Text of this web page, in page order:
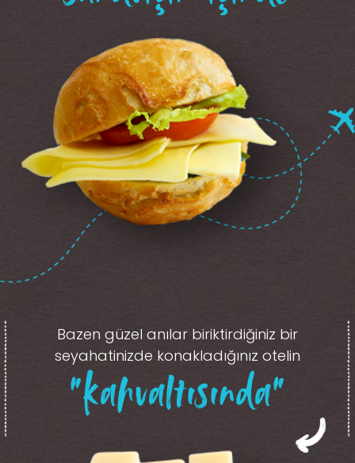
Bazen güzel anılar biriktirdiğiniz bir
seyahatinizde konakladığınız otelin
“kahvaltısında”